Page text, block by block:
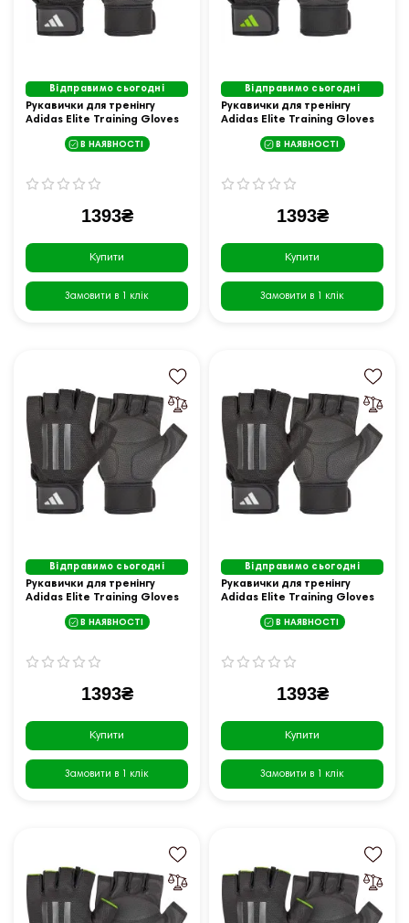
Відправимо сьогодні
Рукавички для тренінгу
Adidas Elite Training Gloves
В НАЯВНОСТІ
1393₴
Купити
Замовити в 1 клік
Відправимо сьогодні
Рукавички для тренінгу
Adidas Elite Training Gloves
В НАЯВНОСТІ
1393₴
Купити
Замовити в 1 клік
Відправимо сьогодні
Рукавички для тренінгу
Adidas Elite Training Gloves
В НАЯВНОСТІ
1393₴
Купити
Замовити в 1 клік
Відправимо сьогодні
Рукавички для тренінгу
Adidas Elite Training Gloves
В НАЯВНОСТІ
1393₴
Купити
Замовити в 1 клік